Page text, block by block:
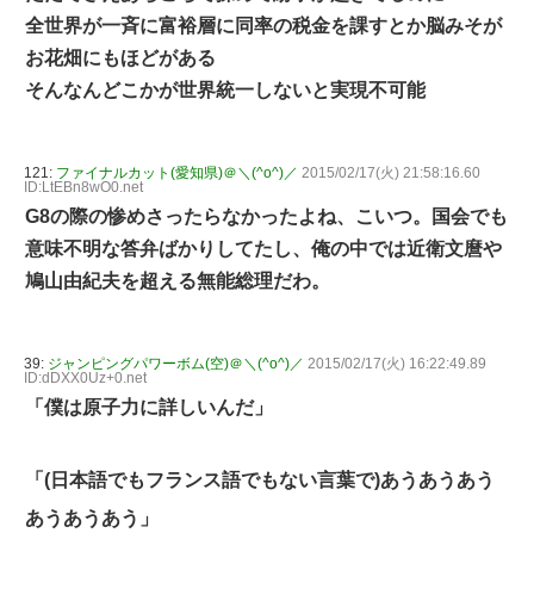
全世界が一斉に富裕層に同率の税金を課すとか脳みそが
お花畑にもほどがある
そんなんどこかが世界統一しないと実現不可能
121: ファイナルカット(愛知県)＠＼(^o^)／ 2015/02/17(火) 21:58:16.60
ID:LtEBn8wO0.net
G8の際の惨めさったらなかったよね、こいつ。国会でも
意味不明な答弁ばかりしてたし、俺の中では近衛文麿や
鳩山由紀夫を超える無能総理だわ。
39: ジャンピングパワーボム(空)＠＼(^o^)／ 2015/02/17(火) 16:22:49.89
ID:dDXX0Uz+0.net
「僕は原子力に詳しいんだ」
「(日本語でもフランス語でもない言葉で)あうあうあう
あうあうあう」